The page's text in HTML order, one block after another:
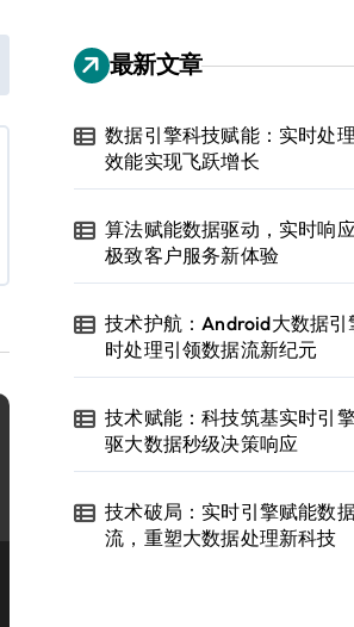
最新文章
数据引擎科技赋能：实时处
效能实现飞跃增长
算法赋能数据驱动，实时响
极致客户服务新体验
技术护航：Android大数据引
时处理引领数据流新纪元
技术赋能：科技筑基实时引
驱大数据秒级决策响应
技术破局：实时引擎赋能数
流，重塑大数据处理新科技